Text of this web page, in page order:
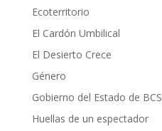
Ecoterritorio
El Cardón Umbilical
El Desierto Crece
Género
Gobierno del Estado de BCS
Huellas de un espectador